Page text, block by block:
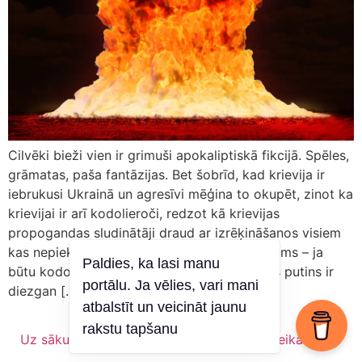
Cilvēki bieži vien ir grimuši apokaliptiskā fikcijā. Spēles,
grāmatas, paša fantāzijas. Bet šobrīd, kad krievija ir
iebrukusi Ukrainā un agresīvi mēģina to okupēt, zinot ka
krievijai ir arī kodolieroči, redzot kā krievijas
propogandas sludinātāji draud ar izrēķināšanos visiem
kas nepiekrīt krievijas politikai, rodas jautājums – ja
būtu kodolkarš, vai mēs izdzīvotu? vladimirs putins ir
diezgan […]
Uz sākumu Vīns Kas es esmu? Veikals
Paldies, ka lasi manu
portālu. Ja vēlies, vari mani
atbalstīt un veicināt jaunu
rakstu tapšanu